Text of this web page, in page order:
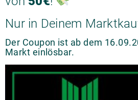
Nur in Deinem
Der Coupon ist ab dem
Markt einlösbar.